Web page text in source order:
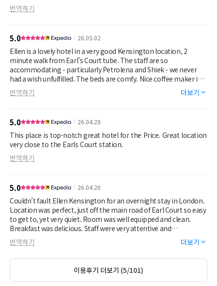
번역하기
5.0 26.05.02
Ellen is a lovely hotel in a very good Kensington location, 2
minute walk from Earl’s Court tube. The staff are so
accommodating - particularly Petrolena and Shiek - we never
had a wish unfulfilled. The beds are comfy. Nice coffee maker in
room. Great pillows. The only thing lacking was the onsite
번역하기 더보기
5.0 26.04.28
This place is top-notch great hotel for the Price. Great location
very close to the Earls Court station.
번역하기
5.0 26.04.20
Couldn’t fault Ellen Kensington for an overnight stay in London.
Location was perfect, just off the main road of Earl Court so easy
to get to, yet very quiet. Room was well equipped and clean.
Breakfast was delicious. Staff were very attentive and
welcoming. Couldn’t recommend Ellen Kensington anymore for
a London stay.
번역하기 더보기
이용후기 더보기 (5/101)